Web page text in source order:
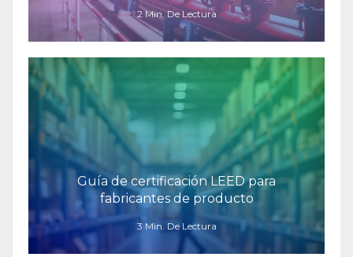
2 Min. De Lectura
Guía de certificación LEED para
fabricantes de producto
3 Min. De Lectura